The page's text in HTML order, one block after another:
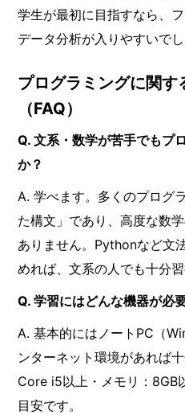
学生が最初に目指すなら、
データ分析が入りやすいでし
プログラミングに関す
（FAQ）
Q. 文系・数学が苦手でもプ
か？
A. 学べます。多くのプログ
た構文」であり、高度な数
ありません。Pythonなど文
めれば、文系の人でも十分習
Q. 学習にはどんな機器が必
A. 基本的にはノートPC（
ンターネット環境があれば
Core i5以上・メモリ：8GB
目安です。